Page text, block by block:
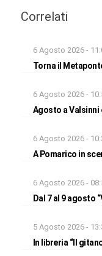
Correlati
6 Agosto 2026 -
Torna il
6 Agosto 2026 -
Agosto a Valsinni
6 Agosto 2026 -
A Pomarico in
6 Agosto 2026 -
Dal 7 al 9 agosto
5 Agosto 2026 -
In libreria “Il